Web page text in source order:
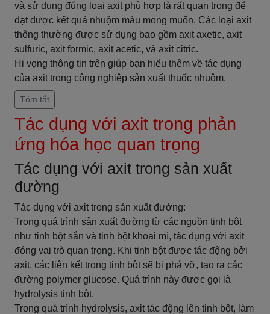
và sử dụng đúng loại axit phù hợp là rất quan trọng để
đạt được kết quả nhuộm màu mong muốn. Các loại axit
thông thường được sử dụng bao gồm axit axetic, axit
sulfuric, axit formic, axit acetic, và axit citric.
Hi vọng thông tin trên giúp bạn hiểu thêm về tác dụng
của axit trong công nghiệp sản xuất thuốc nhuộm.
Tóm tắt
Tác dụng với axit trong phản
ứng hóa học quan trọng
Tác dụng với axit trong sản xuất
đường
Tác dụng với axit trong sản xuất đường:
Trong quá trình sản xuất đường từ các nguồn tinh bột
như tinh bột sắn và tinh bột khoai mì, tác dụng với axit
đóng vai trò quan trọng. Khi tinh bột được tác động bởi
axit, các liên kết trong tinh bột sẽ bị phá vỡ, tạo ra các
đường polymer glucose. Quá trình này được gọi là
hydrolysis tinh bột.
Trong quá trình hydrolysis, axit tác động lên tinh bột, làm